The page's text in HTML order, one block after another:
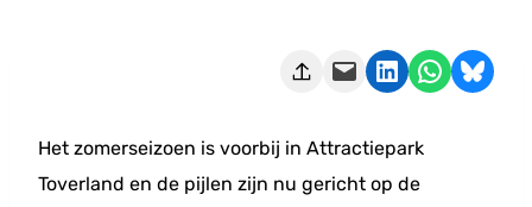
Deze pagina e-mailen Delen op LinkedIn Delen via WhatsApp Share on Bluesky
Het zomerseizoen is voorbij in Attractiepark
Toverland en de pijlen zijn nu gericht op de